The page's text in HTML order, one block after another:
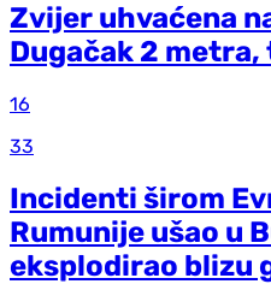
Zvijer uhvaćena
Dugačak 2 metra,
16
33
Incidenti širom
Rumunije ušao u
eksplodirao blizu